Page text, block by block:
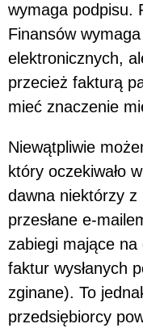
wymaga podpisu.
Finansów
elektronicznych,
przecież fakturą
mieć znaczenie
Niewątpliwie
który oczekiwało
dawna niektórzy
przesłane e-
zabiegi mające
faktur wysłanych
zginane). To
przedsiębiorcy